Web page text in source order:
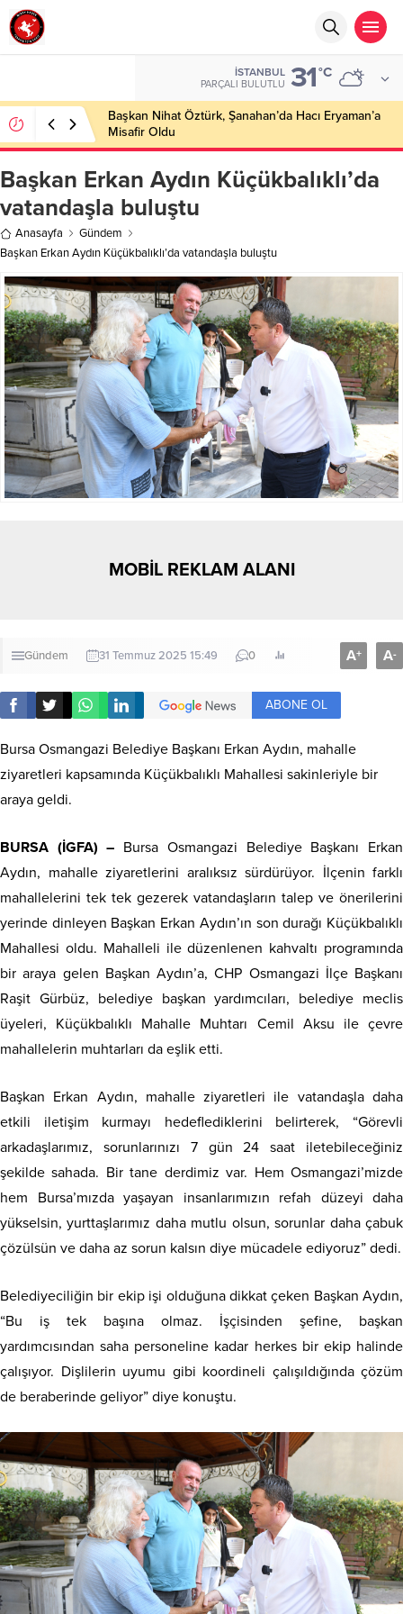
İSTANBUL
PARÇALI BULUTLU 31°C
Başkan Nihat Öztürk, Şanahan’da Hacı Eryaman’a
Misafir Oldu
Başkan Erkan Aydın Küçükbalıklı’da
vatandaşla buluştu
Anasayfa
Gündem
Başkan Erkan Aydın Küçükbalıklı’da vatandaşla buluştu
MOBİL REKLAM ALANI
Gündem 31 Temmuz 2025 15:49 0 A+ A-
ABONE OL
Bursa Osmangazi Belediye Başkanı Erkan Aydın, mahalle
ziyaretleri kapsamında Küçükbalıklı Mahallesi sakinleriyle bir
araya geldi.
BURSA (İGFA) – Bursa Osmangazi Belediye Başkanı Erkan
Aydın, mahalle ziyaretlerini aralıksız sürdürüyor. İlçenin farklı
mahallelerini tek tek gezerek vatandaşların talep ve önerilerini
yerinde dinleyen Başkan Erkan Aydın’ın son durağı Küçükbalıklı
Mahallesi oldu. Mahalleli ile düzenlenen kahvaltı programında
bir araya gelen Başkan Aydın’a, CHP Osmangazi İlçe Başkanı
Raşit Gürbüz, belediye başkan yardımcıları, belediye meclis
üyeleri, Küçükbalıklı Mahalle Muhtarı Cemil Aksu ile çevre
mahallelerin muhtarları da eşlik etti.
Başkan Erkan Aydın, mahalle ziyaretleri ile vatandaşla daha
etkili iletişim kurmayı hedeflediklerini belirterek, “Görevli
arkadaşlarımız, sorunlarınızı 7 gün 24 saat iletebileceğiniz
şekilde sahada. Bir tane derdimiz var. Hem Osmangazi’mizde
hem Bursa’mızda yaşayan insanlarımızın refah düzeyi daha
yükselsin, yurttaşlarımız daha mutlu olsun, sorunlar daha çabuk
çözülsün ve daha az sorun kalsın diye mücadele ediyoruz” dedi.
Belediyeciliğin bir ekip işi olduğuna dikkat çeken Başkan Aydın,
“Bu iş tek başına olmaz. İşçisinden şefine, başkan
yardımcısından saha personeline kadar herkes bir ekip halinde
çalışıyor. Dişlilerin uyumu gibi koordineli çalışıldığında çözüm
de beraberinde geliyor” diye konuştu.